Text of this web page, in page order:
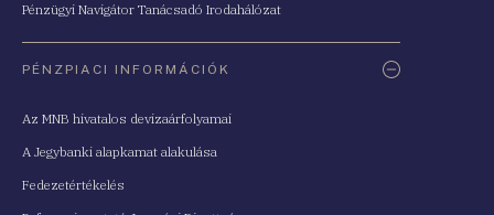
Pénzügyi Navigátor Tanácsadó Irodahálózat
PÉNZPIACI INFORMÁCIÓK
Az MNB hivatalos devizaárfolyamai
A Jegybanki alapkamat alakulása
Fedezetértékelés